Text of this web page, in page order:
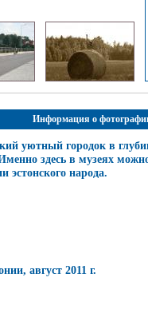
Информация о
уютный городок в
здесь в музеях
эстонского народа.
август 2011 г.